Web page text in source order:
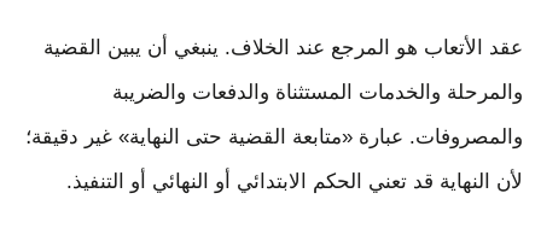
عقد الأتعاب هو المرجع عند الخلاف. ينبغي أن يبين القضية
والمرحلة والخدمات المستثناة والدفعات والضريبة
والمصروفات. عبارة «متابعة القضية حتى النهاية» غير دقيقة؛
لأن النهاية قد تعني الحكم الابتدائي أو النهائي أو التنفيذ.